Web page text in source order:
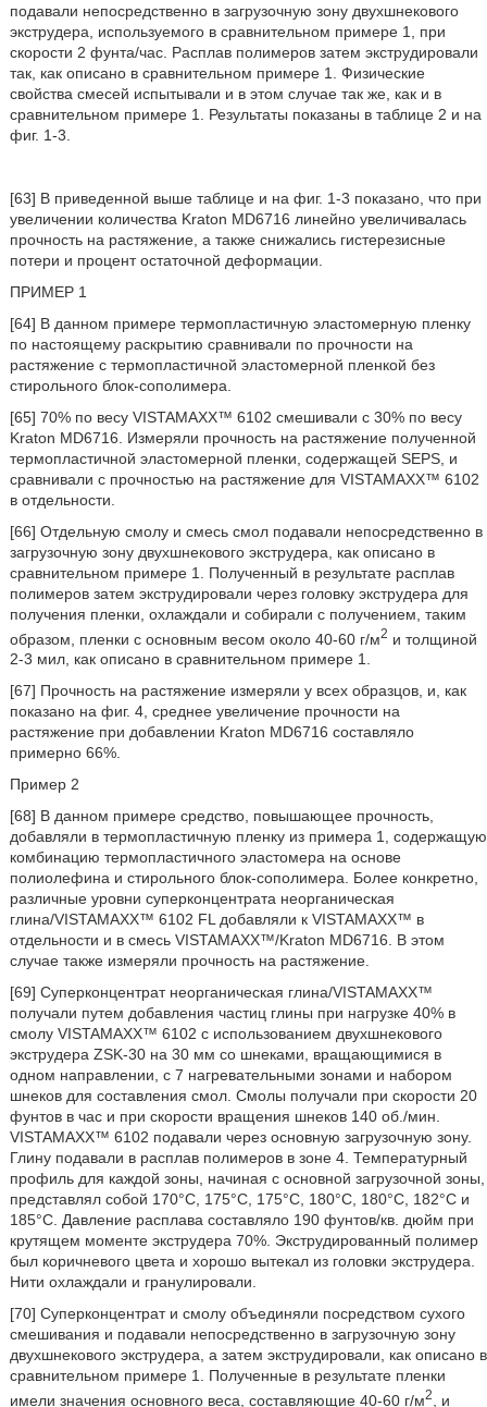
подавали непосредственно в загрузочную зону двухшнекового
экструдера, используемого в сравнительном примере 1, при
скорости 2 фунта/час. Расплав полимеров затем экструдировали
так, как описано в сравнительном примере 1. Физические
свойства смесей испытывали и в этом случае так же, как и в
сравнительном примере 1. Результаты показаны в таблице 2 и на
фиг. 1-3.
[63] В приведенной выше таблице и на фиг. 1-3 показано, что при
увеличении количества Kraton MD6716 линейно увеличивалась
прочность на растяжение, а также снижались гистерезисные
потери и процент остаточной деформации.
ПРИМЕР 1
[64] В данном примере термопластичную эластомерную пленку
по настоящему раскрытию сравнивали по прочности на
растяжение с термопластичной эластомерной пленкой без
стирольного блок-сополимера.
[65] 70% по весу VISTAMAXX™ 6102 смешивали с 30% по весу
Kraton MD6716. Измеряли прочность на растяжение полученной
термопластичной эластомерной пленки, содержащей SEPS, и
сравнивали с прочностью на растяжение для VISTAMAXX™ 6102
в отдельности.
[66] Отдельную смолу и смесь смол подавали непосредственно в
загрузочную зону двухшнекового экструдера, как описано в
сравнительном примере 1. Полученный в результате расплав
полимеров затем экструдировали через головку экструдера для
получения пленки, охлаждали и собирали с получением, таким
образом, пленки с основным весом около 40-60 г/м2 и толщиной
2-3 мил, как описано в сравнительном примере 1.
[67] Прочность на растяжение измеряли у всех образцов, и, как
показано на фиг. 4, среднее увеличение прочности на
растяжение при добавлении Kraton MD6716 составляло
примерно 66%.
Пример 2
[68] В данном примере средство, повышающее прочность,
добавляли в термопластичную пленку из примера 1, содержащую
комбинацию термопластичного эластомера на основе
полиолефина и стирольного блок-сополимера. Более конкретно,
различные уровни суперконцентрата неорганическая
глина/VISTAMAXX™ 6102 FL добавляли к VISTAMAXX™ в
отдельности и в смесь VISTAMAXX™/Kraton MD6716. В этом
случае также измеряли прочность на растяжение.
[69] Суперконцентрат неорганическая глина/VISTAMAXX™
получали путем добавления частиц глины при нагрузке 40% в
смолу VISTAMAXX™ 6102 с использованием двухшнекового
экструдера ZSK-30 на 30 мм со шнеками, вращающимися в
одном направлении, с 7 нагревательными зонами и набором
шнеков для составления смол. Смолы получали при скорости 20
фунтов в час и при скорости вращения шнеков 140 об./мин.
VISTAMAXX™ 6102 подавали через основную загрузочную зону.
Глину подавали в расплав полимеров в зоне 4. Температурный
профиль для каждой зоны, начиная с основной загрузочной зоны,
представлял собой 170°С, 175°С, 175°С, 180°С, 180°С, 182°С и
185°С. Давление расплава составляло 190 фунтов/кв. дюйм при
крутящем моменте экструдера 70%. Экструдированный полимер
был коричневого цвета и хорошо вытекал из головки экструдера.
Нити охлаждали и гранулировали.
[70] Суперконцентрат и смолу объединяли посредством сухого
смешивания и подавали непосредственно в загрузочную зону
двухшнекового экструдера, а затем экструдировали, как описано в
сравнительном примере 1. Полученные в результате пленки
имели значения основного веса, составляющие 40-60 г/м2 , и